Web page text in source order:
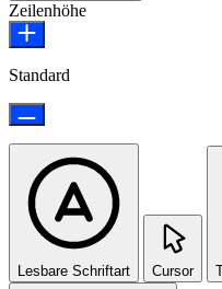
Zeilenhöhe
Standard
Lesbare Schriftart Cursor